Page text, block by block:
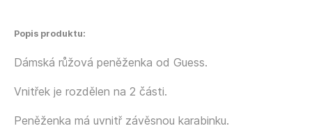
Popis produktu:
Dámská růžová peněženka od Guess.
Vnitřek je rozdělen na 2 části.
Peněženka má uvnitř závěsnou karabinku.